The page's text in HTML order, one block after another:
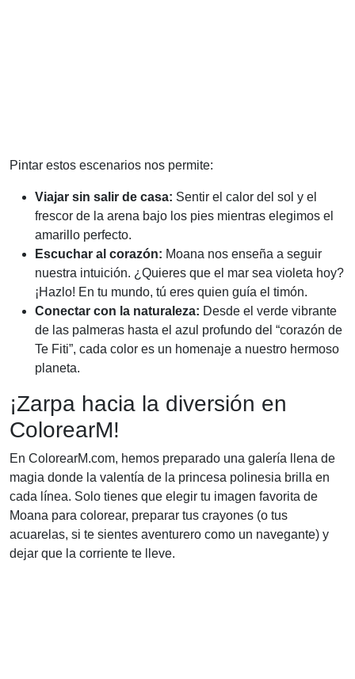
Pintar estos escenarios nos permite:
Viajar sin salir de casa: Sentir el calor del sol y el
frescor de la arena bajo los pies mientras elegimos el
amarillo perfecto.
Escuchar al corazón: Moana nos enseña a seguir
nuestra intuición. ¿Quieres que el mar sea violeta hoy?
¡Hazlo! En tu mundo, tú eres quien guía el timón.
Conectar con la naturaleza: Desde el verde vibrante
de las palmeras hasta el azul profundo del “corazón de
Te Fiti”, cada color es un homenaje a nuestro hermoso
planeta.
¡Zarpa hacia la diversión en
ColorearM!
En ColorearM.com, hemos preparado una galería llena de
magia donde la valentía de la princesa polinesia brilla en
cada línea. Solo tienes que elegir tu imagen favorita de
Moana para colorear, preparar tus crayones (o tus
acuarelas, si te sientes aventurero como un navegante) y
dejar que la corriente te lleve.